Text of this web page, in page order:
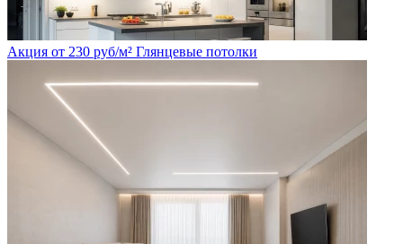
Акция от 230 руб/м² Глянцевые потолки